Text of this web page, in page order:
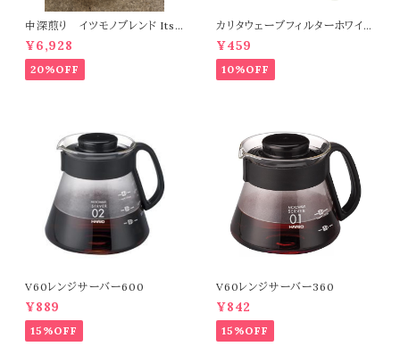
中深煎り イツモノブレンド Itsu
mono Blend １kg
¥6,928
20%OFF
カリタウェーブフィルターホワイト
185 (50P)2〜4人用
¥459
10%OFF
V60レンジサーバー600
¥889
15%OFF
V60レンジサーバー360
¥842
15%OFF